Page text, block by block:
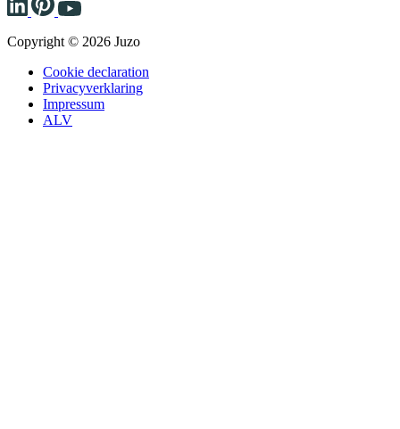
Copyright © 2026 Juzo
Cookie declaration
Privacyverklaring
Impressum
ALV